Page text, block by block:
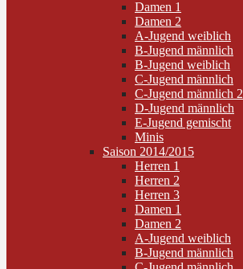
Damen 1
Damen 2
A-Jugend weiblich
B-Jugend männlich
B-Jugend weiblich
C-Jugend männlich
C-Jugend männlich 2
D-Jugend männlich
E-Jugend gemischt
Minis
Saison 2014/2015
Herren 1
Herren 2
Herren 3
Damen 1
Damen 2
A-Jugend weiblich
B-Jugend männlich